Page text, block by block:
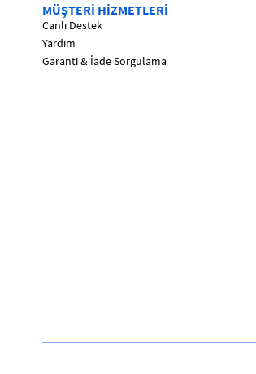
MÜŞTERİ HİZMETLERİ
Canlı Destek
Yardım
Garanti & İade Sorgulama